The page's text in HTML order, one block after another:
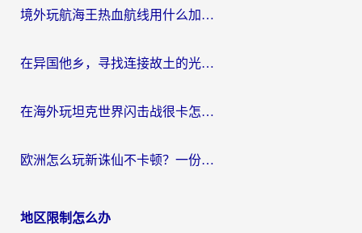
境外玩航海王热血航线用什么加速器？2026海外玩家实测最优方案（附欧洲问道堡垒前线加速技巧）
在异国他乡，寻找连接故土的光明大陆免费加速器
在海外玩坦克世界闪击战很卡怎么办？老玩家亲测有效的加速器选择指南
欧洲怎么玩新诛仙不卡顿？一份给海外游子的国服游戏畅玩指南
地区限制怎么办